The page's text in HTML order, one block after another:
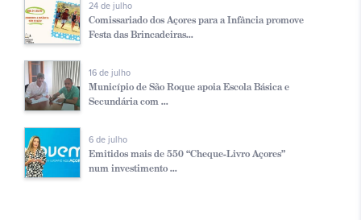
24 de julho
Comissariado dos Açores para a Infância promove
Festa das Brincadeiras...
16 de julho
Município de São Roque apoia Escola Básica e
Secundária com ...
6 de julho
Emitidos mais de 550 “Cheque-Livro Açores”
num investimento ...